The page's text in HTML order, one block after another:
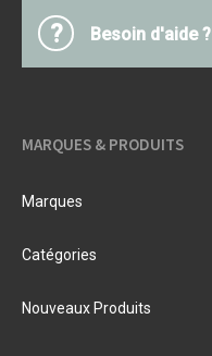
? Besoin d'aide ?
MARQUES & PRODUITS
Marques
Catégories
Nouveaux Produits